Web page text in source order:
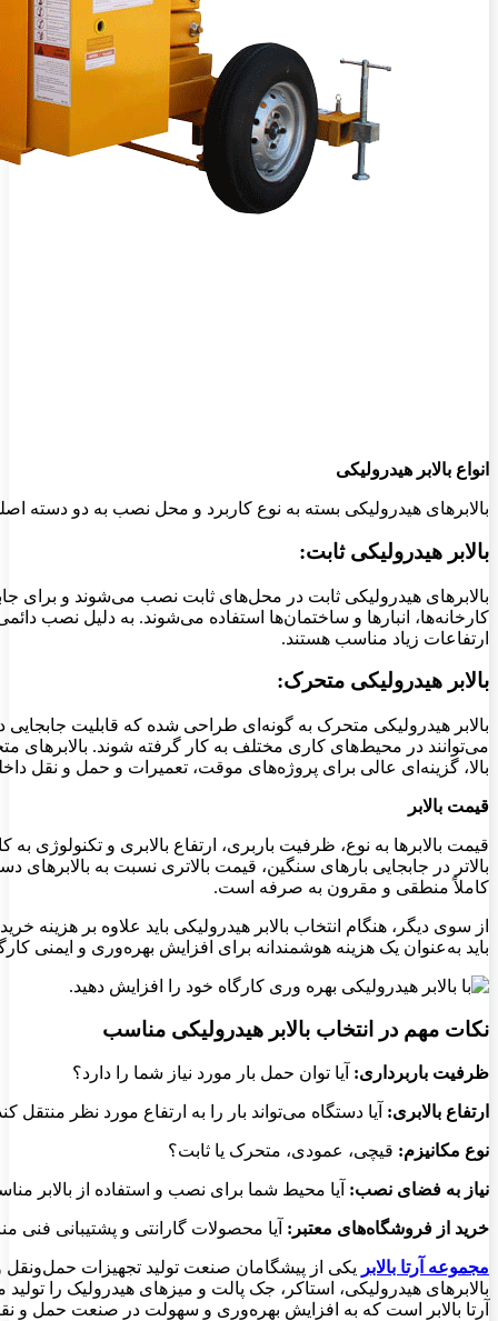
انواع بالابر هیدرولیکی
بالابرهای هیدرولیکی بسته به نوع کاربرد و محل نصب به دو دسته
بالابر هیدرولیکی ثابت:
بالابرهای هیدرولیکی ثابت در محل‌های ثابت نصب می‌شوند و برای
کارخانه‌ها، انبارها و ساختمان‌ها استفاده می‌شوند. به دلیل نصب
ارتفاعات زیاد مناسب‌ هستند.
بالابر هیدرولیکی متحرک:
بالابر هیدرولیکی متحرک به گونه‌ای طراحی شده که قابلیت
می‌توانند در محیط‌های کاری مختلف به کار گرفته شوند. بالابرهای
بالا، گزینه‌ای عالی برای پروژه‌های موقت، تعمیرات و حمل‌ و نقل
قیمت بالابر
قیمت بالابرها به نوع، ظرفیت باربری، ارتفاع بالابری و تکنولوژی
بالاتر در جابجایی بارهای سنگین، قیمت بالاتری نسبت به بالابرهای
کاملاً منطقی و مقرون‌ به‌ صرفه است.
از سوی دیگر، هنگام انتخاب بالابر هیدرولیکی باید علاوه بر
باید به‌عنوان یک هزینه هوشمندانه برای افزایش بهره‌وری و ایمنی
نکات مهم در انتخاب بالابر هیدرولیکی مناسب
ظرفیت باربرداری: آیا توان حمل بار مورد نیاز شما را دارد؟
ارتفاع بالابری: آیا دستگاه می‌تواند بار را به ارتفاع مورد نظر منتقل
نوع مکانیزم: قیچی، عمودی، متحرک یا ثابت؟
نیاز به فضای نصب: آیا محیط شما برای نصب و استفاده از بالابر
خرید از فروشگاه‌های معتبر: آیا محصولات گارانتی و پشتیبانی فنی
مجموعه آرتا بالابر یکی از پیشگامان صنعت تولید تجهیزات
بالابرهای هیدرولیکی، استاکر، جک پالت و میزهای هیدرولیک را
آرتا بالابر است که به افزایش بهره‌وری و سهولت در صنعت حمل و